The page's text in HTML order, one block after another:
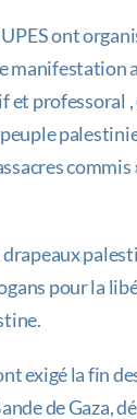
ont
manifestation
professoral ,
commis
pour la
exigé la fin
de Gaza,